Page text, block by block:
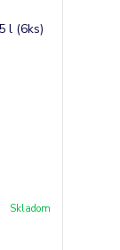
Skladom